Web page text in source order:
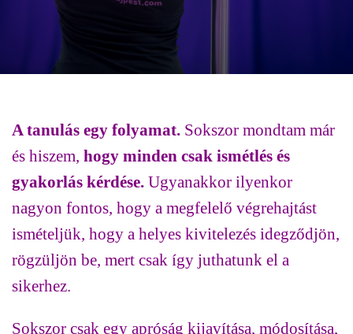
A tanulás egy folyamat. Sokszor mondtam már
és hiszem, hogy minden csak ismétlés és
gyakorlás kérdése. Ugyanakkor ilyenkor
nagyon fontos, hogy a megfelelő végrehajtást
ismételjük, hogy a helyes kivitelezés idegződjön,
rögzüljön be, mert csak így juthatunk el a
sikerhez.
Sokszor csak egy apróság kijavítása, módosítása,